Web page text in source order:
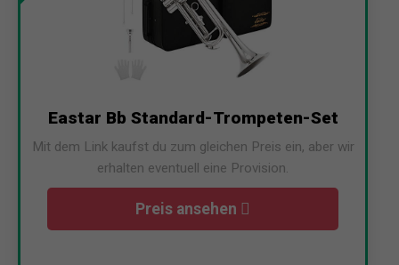
Eastar Bb Standard-Trompeten-Set
Mit dem Link kaufst du zum gleichen Preis ein, aber wir
erhalten eventuell eine Provision.
Preis ansehen